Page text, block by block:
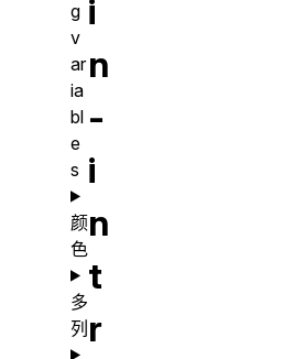
i
n
-
i
n
t
r
g
v
ar
ia
bl
e
s
颜
色
多
列